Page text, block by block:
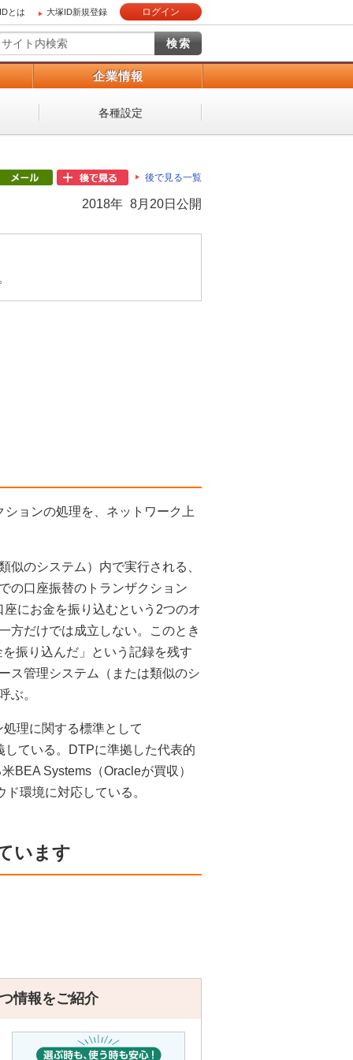
とは 大塚ID新規登録 ログイン
企業情報
各種設定
後で見る一覧
2018年 8月20日公開
ョンの処理を、ネットワーク上
似のシステム）内で実行される、
の口座振替のトランザクション
にお金を振り込むという2つのオ
方だけでは成立しない。このとき
振り込んだ」という記録を残す
ス管理システム（または類似のシ
ぶ。
理に関する標準として
ている。DTPに準拠した代表的
BEA Systems（Oracleが買収）
環境に対応している。
います
情報をご紹介